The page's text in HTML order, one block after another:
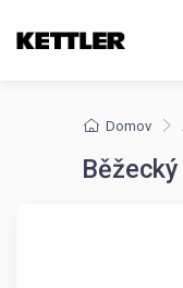
Domov